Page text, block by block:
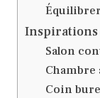
Inspirations
Salon
Chambre
Coin